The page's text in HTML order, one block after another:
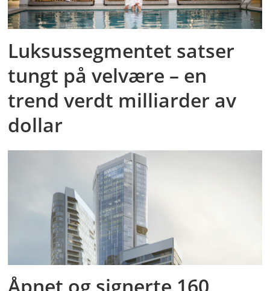
Luksussegmentet satser
tungt på velvære – en
trend verdt milliarder av
dollar